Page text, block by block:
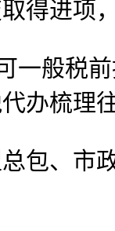
得进项
般税前
办梳理
、市政